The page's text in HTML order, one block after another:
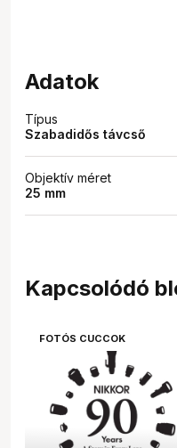
Adatok
Típus
Szabadidős távcső
Objektív méret
25 mm
Kapcsolódó
FOTÓS CUCCOK